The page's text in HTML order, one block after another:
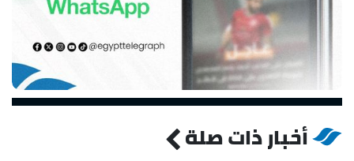
أخبار ذات صلة